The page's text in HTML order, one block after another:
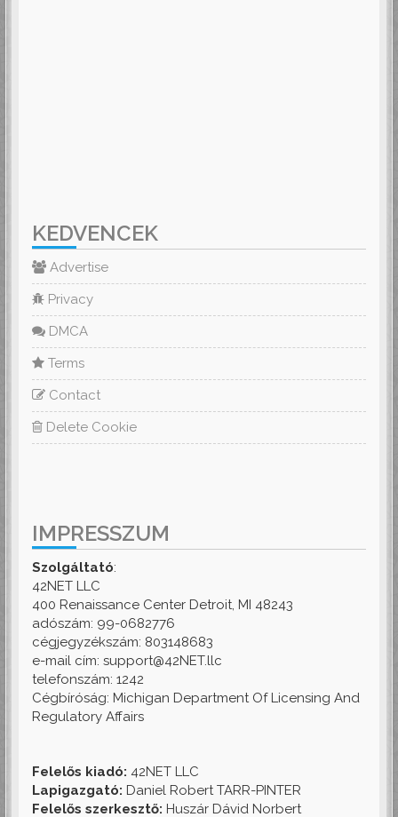
KEDVENCEK
Advertise
Privacy
DMCA
Terms
Contact
Delete Cookie
IMPRESSZUM
Szolgáltató:
42NET LLC
400 Renaissance Center Detroit, MI 48243
adószám: 99-0682776
cégjegyzékszám: 803148683
e-mail cím: support@42NET.llc
telefonszám: 1242
Cégbíróság: Michigan Department Of Licensing And
Regulatory Affairs
Felelős kiadó: 42NET LLC
Lapigazgató: Daniel Robert TARR-PINTER
Felelős szerkesztő: Huszár Dávid Norbert